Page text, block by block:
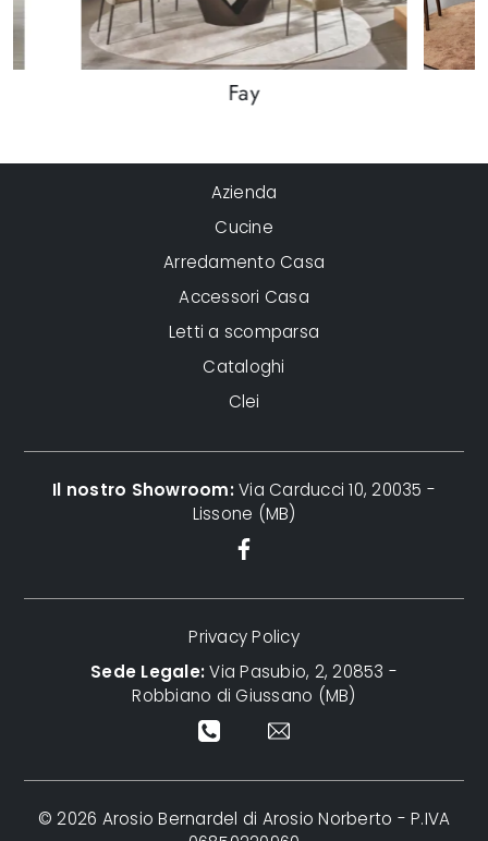
Fay
Azienda
Cucine
Arredamento Casa
Accessori Casa
Letti a scomparsa
Cataloghi
Clei
Il nostro Showroom:Via Carducci 10, 20035 -
Lissone (MB)
Privacy Policy
Sede Legale:Via Pasubio, 2, 20853 -
Robbiano di Giussano (MB)
© 2026 Arosio Bernardel di Arosio Norberto - P.IVA